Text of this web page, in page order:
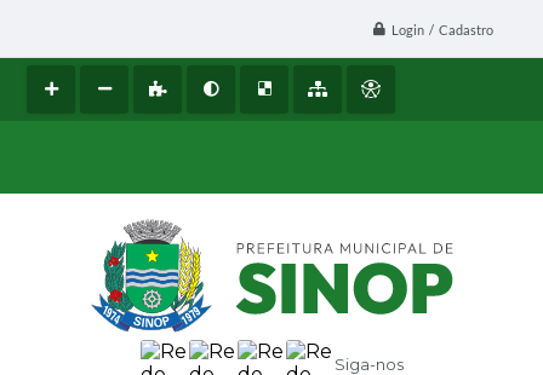
Login / Cadastro
Siga-nos